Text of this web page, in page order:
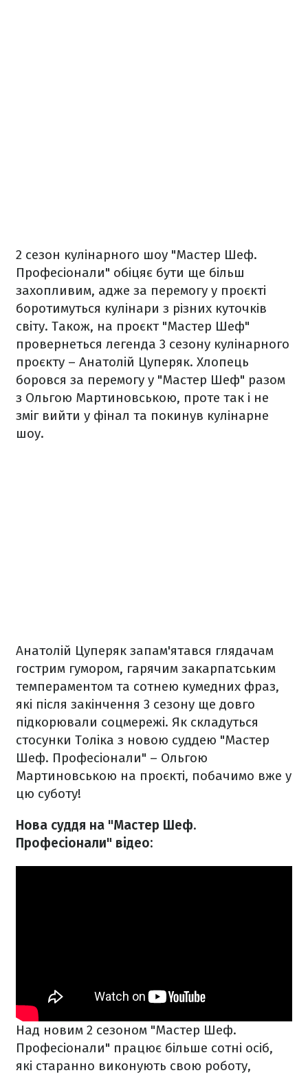
2 сезон кулінарного шоу "Мастер Шеф.
Професіонали" обіцяє бути ще більш
захопливим, адже за перемогу у проєкті
боротимуться кулінари з різних куточків
світу. Також, на проєкт "Мастер Шеф"
провернеться легенда 3 сезону кулінарного
проєкту – Анатолій Цуперяк. Хлопець
боровся за перемогу у "Мастер Шеф" разом
з Ольгою Мартиновською, проте так і не
зміг вийти у фінал та покинув кулінарне
шоу.
Анатолій Цуперяк запам'ятався глядачам
гострим гумором, гарячим закарпатським
темпераментом та сотнею кумедних фраз,
які після закінчення 3 сезону ще довго
підкорювали соцмережі. Як складуться
стосунки Толіка з новою суддею "Мастер
Шеф. Професіонали" – Ольгою
Мартиновською на проєкті, побачимо вже у
цю суботу!
Нова суддя на "Мастер Шеф.
Професіонали" відео:
Над новим 2 сезоном "Мастер Шеф.
Професіонали" працює більше сотні осіб,
які старанно виконують свою роботу,